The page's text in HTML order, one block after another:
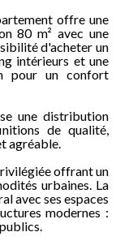
offre une
80 m² avec une
d'acheter un
intérieurs et une
pour un confort
une distribution
de qualité,
agréable.
offrant un
urbaines. La
avec ses espaces
modernes :